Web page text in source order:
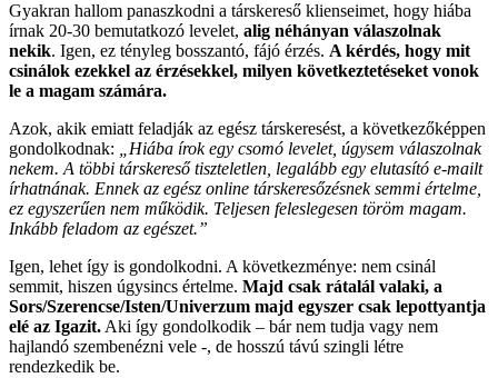
Gyakran hallom panaszkodni a társkereső klienseimet, hogy hiába
írnak 20-30 bemutatkozó levelet, alig néhányan válaszolnak
nekik. Igen, ez tényleg bosszantó, fájó érzés. A kérdés, hogy mit
csinálok ezekkel az érzésekkel, milyen következtetéseket vonok
le a magam számára.
Azok, akik emiatt feladják az egész társkeresést, a következőképpen
gondolkodnak:
„Hiába írok egy csomó levelet, úgysem válaszolnak
nekem. A többi társkereső tiszteletlen, legalább egy elutasító e-mailt
írhatnának. Ennek az egész online társkeresőzésnek semmi értelme,
ez egyszerűen nem működik. Teljesen feleslegesen töröm magam.
Inkább feladom az egészet.”
Igen, lehet így is gondolkodni. A következménye: nem csinál
semmit, hiszen úgysincs értelme. Majd csak rátalál valaki, a
Sors/Szerencse/Isten/Univerzum majd egyszer csak lepottyantja
elé az Igazit. Aki így gondolkodik – bár nem tudja vagy nem
hajlandó szembenézni vele -, de hosszú távú szingli létre
rendezkedik be.